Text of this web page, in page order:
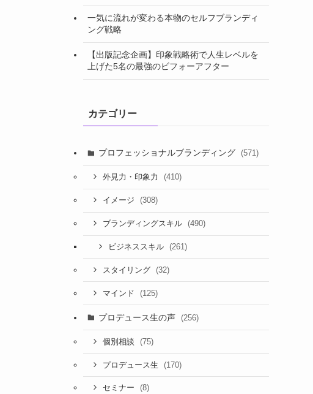
一気に流れが変わる本物のセルフブランディ
ング戦略
【出版記念企画】印象戦略術で人生レベルを
上げた5名の最強のビフォーアフター
カテゴリー
プロフェッショナルブランディング (571)
外見力・印象力 (410)
イメージ (308)
ブランディングスキル (490)
ビジネススキル (261)
スタイリング (32)
マインド (125)
プロデュース生の声 (256)
個別相談 (75)
プロデュース生 (170)
セミナー (8)